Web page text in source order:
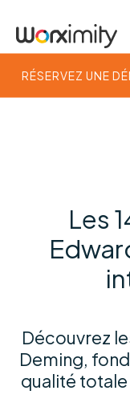
RÉSERVEZ UNE
Les
Découvrez
Deming,
qualité